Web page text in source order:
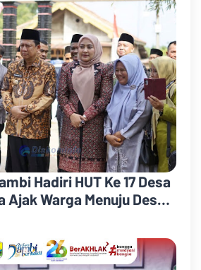
Hadiri HUT Ke 17 Desa
Ajak Warga Menuju Desa